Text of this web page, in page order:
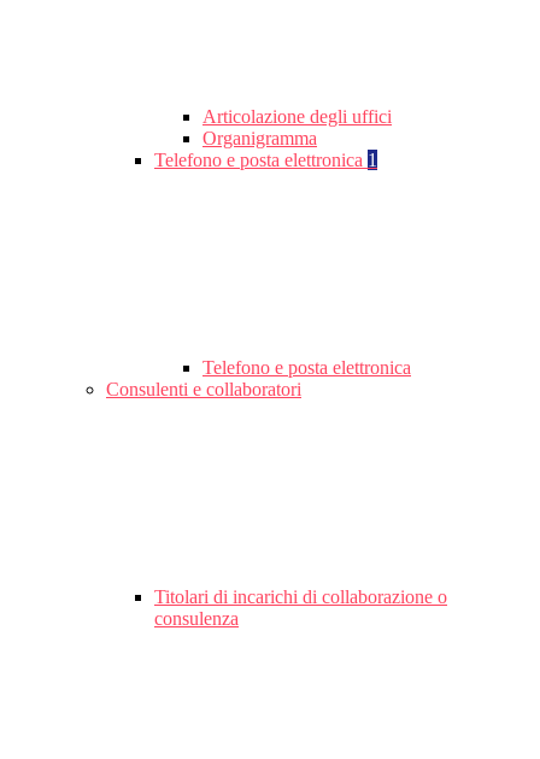
Articolazione degli uffici
Organigramma
Telefono e posta elettronica 1
Telefono e posta elettronica
Consulenti e collaboratori
Titolari di incarichi di collaborazione o
consulenza